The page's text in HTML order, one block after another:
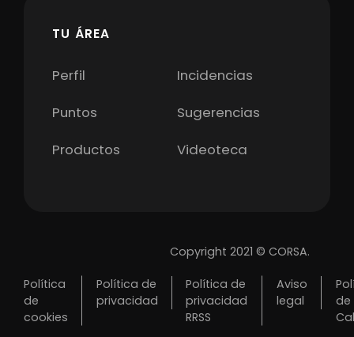
TU ÁREA
Perfil
Incidencias
Puntos
Sugerencias
Productos
Videoteca
Copyright 2021 © CORSA.
Política
de
cookies
Política de
privacidad
Política de
privacidad
RRSS
Aviso
legal
de